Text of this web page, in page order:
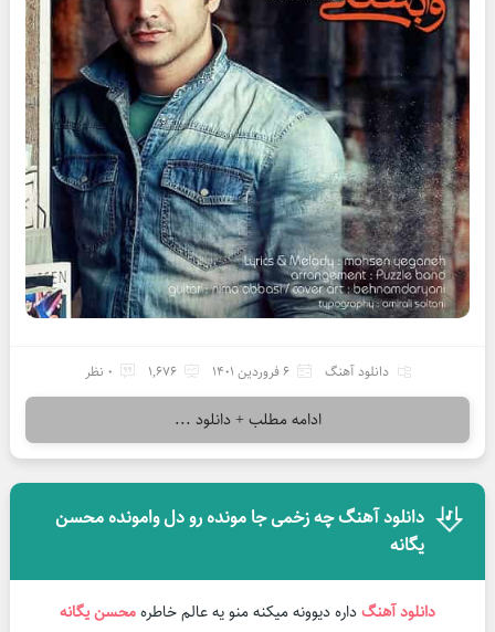
دانلود آهنگ 6 فروردین 1401 1,676 0 نظر
ادامه مطلب + دانلود ...
دانلود آهنگ چه زخمی جا مونده رو دل وامونده محسن
یگانه
دانلود آهنگداره دیوونه میکنه منو یه عالم خاطرهمحسن یگانه